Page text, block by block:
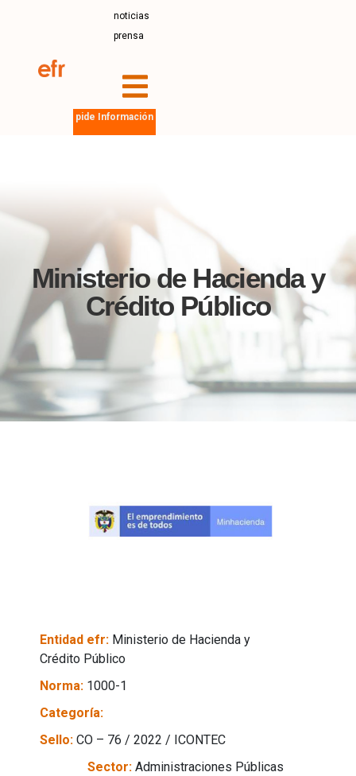
noticias
prensa
pide Información
Ministerio de Hacienda y
Crédito Público
Entidad efr: Ministerio de Hacienda y
Crédito Público
Norma: 1000-1
Categoría:
Sello: CO – 76 / 2022 / ICONTEC
Sector: Administraciones Públicas